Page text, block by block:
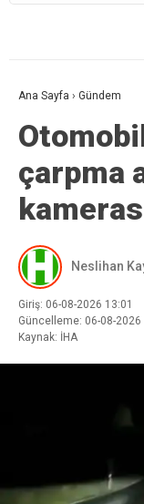
Ana Sayfa › Gündem
çarpma
Neslihan
Giriş: 06-08-2026 13:01
Güncelleme: 06-08-2026
Kaynak: İHA